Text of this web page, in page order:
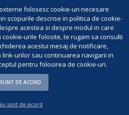
folosesc cookie-uri necesare
scopurile descrise in politica de cookie-
acestea si despre modul in care
urile folosite, te rugam sa consulti
acestui mesaj de notificare,
urilor sau continuarea navigarii in
pentru folosirea de cookie-uri.
SUNT DE ACORD
sunt de acord